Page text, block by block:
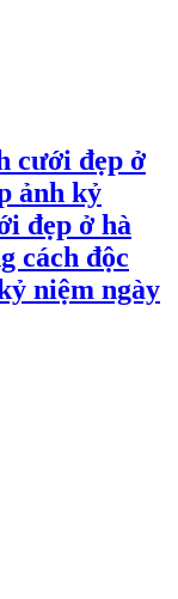
cưới đẹp ở
ảnh kỷ
đẹp ở hà
cách độc
niệm ngày